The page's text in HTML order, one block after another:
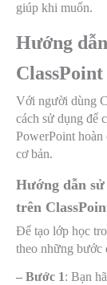
giúp khi muốn.
Hướng
Với người dùng
cách sử dụng để
PowerPoint
cơ bản.
Hướng dẫn
trên
Để tạo lớp học
theo những bước
– Bước 1: Bạn